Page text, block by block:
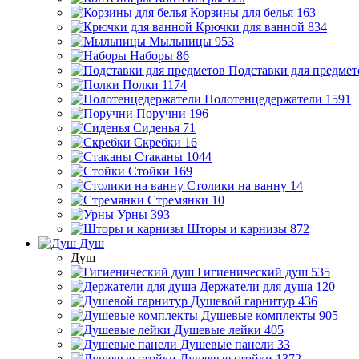
Корзины для белья 163
Крючки для ванной 834
Мыльницы 953
Наборы 86
Подставки для
Полки 1174
Полотенцедержатели 1591
Поручни 196
Сиденья 71
Скребки 16
Стаканы 1044
Стойки 169
Столики на ванну 14
Стремянки 10
Урны 393
Шторы и карнизы 872
Душ
Душ
Гигиенический душ 535
Держатели для душа 120
Душевой гарнитур 436
Душевые комплекты 905
Душевые лейки 405
Душевые панели 33